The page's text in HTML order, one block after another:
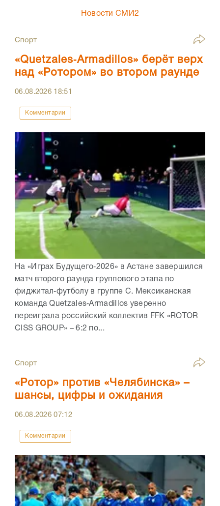
Новости СМИ2
Спорт
«Quetzales‑Armadillos» берёт верх
над «Ротором» во втором раунде
06.08.2026 18:51
Комментарии
На «Играх Будущего‑2026» в Астане завершился
матч второго раунда группового этапа по
фиджитал‑футболу в группе C. Мексиканская
команда Quetzales‑Armadillos уверенно
переиграла российский коллектив FFK «ROTOR
CISS GROUP» – 6:2 по...
Спорт
«Ротор» против «Челябинска» –
шансы, цифры и ожидания
06.08.202607:12
Комментарии